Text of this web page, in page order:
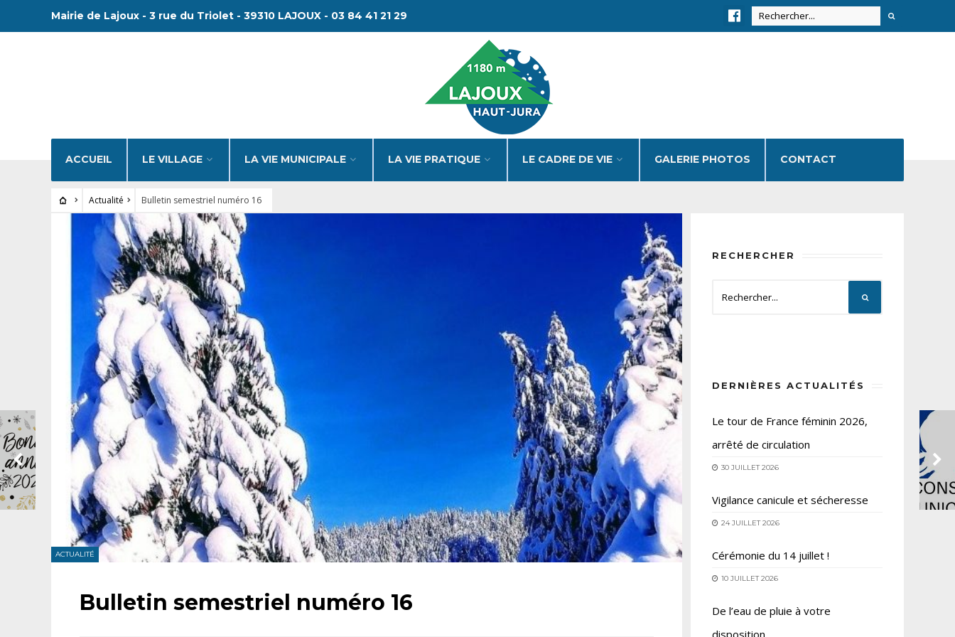
Mairie de Lajoux - 3 rue du Triolet - 39310 LAJOUX - 03 84 41 21 29
ACCUEIL LE VILLAGE LA VIE MUNICIPALE LA VIE PRATIQUE LE CADRE DE VIE GALERIE PHOTOS CONTACT
Actualité Bulletin semestriel numéro 16
ACTUALITÉ
Bulletin semestriel numéro 16
RECHERCHER
DERNIÈRES ACTUALITÉS
Le tour de France féminin 2026,
arrêté de circulation
30 JUILLET 2026
Vigilance canicule et sécheresse
24 JUILLET 2026
Cérémonie du 14 juillet !
10 JUILLET 2026
De l’eau de pluie à votre
disposition